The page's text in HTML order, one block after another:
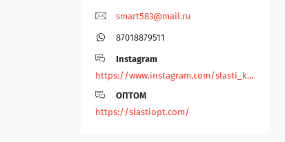
smart583@mail.ru
87018879511
Instagram
https://www.instagram.com/slasti_kz/
ОПТОМ
https://slastiopt.com/